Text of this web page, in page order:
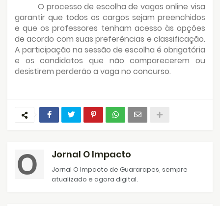
O processo de escolha de vagas online visa
garantir que todos os cargos sejam preenchidos
e que os professores tenham acesso às opções
de acordo com suas preferências e classificação.
A participação na sessão de escolha é obrigatória
e os candidatos que não comparecerem ou
desistirem perderão a vaga no concurso.
Jornal O Impacto
Jornal O Impacto de Guararapes, sempre
atualizado e agora digital.